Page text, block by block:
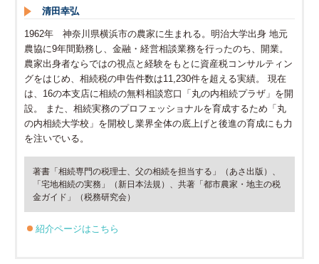
清田幸弘
1962年 神奈川県横浜市の農家に生まれる。明治大学出身 地元
農協に9年間勤務し、金融・経営相談業務を行ったのち、開業。
農家出身者ならではの視点と経験をもとに資産税コンサルティン
グをはじめ、相続税の申告件数は11,230件を超える実績。 現在
は、16の本支店に相続の無料相談窓口「丸の内相続プラザ」を開
設。 また、相続実務のプロフェッショナルを育成するため「丸
の内相続大学校」を開校し業界全体の底上げと後進の育成にも力
を注いでいる。
著書「相続専門の税理士、父の相続を担当する」（あさ出版）、
「宅地相続の実務」（新日本法規）、共著「都市農家・地主の税
金ガイド」（税務研究会）
紹介ページはこちら